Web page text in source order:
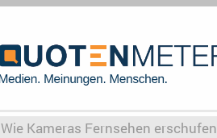
Wie Kameras Fernsehen erschufen